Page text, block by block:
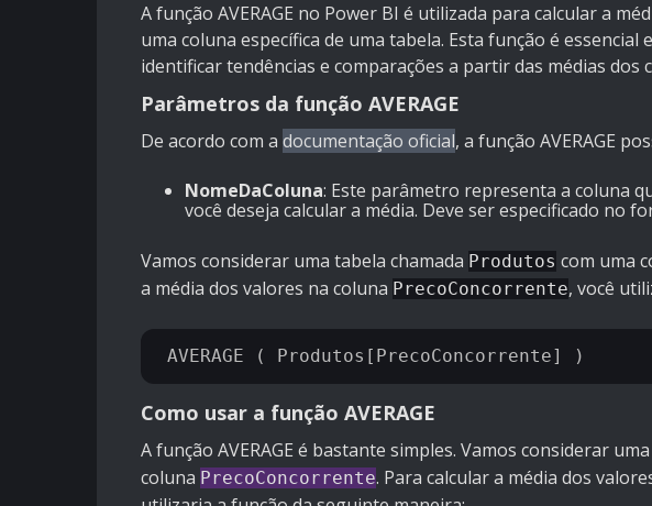
A função AVERAGE no Power BI é utilizada para calcular a
uma coluna específica de uma tabela. Esta função é
identificar tendências e comparações a partir das médias dos
Parâmetros da função AVERAGE
De acordo com a documentação oficial, a função AVERAGE
NomeDaColuna: Este parâmetro representa a coluna
você deseja calcular a média. Deve ser especificado no
Vamos considerar uma tabela chamada Produtos com uma
a média dos valores na coluna PrecoConcorrente, você
Como usar a função AVERAGE
A função AVERAGE é bastante simples. Vamos considerar
coluna PrecoConcorrente. Para calcular a média dos